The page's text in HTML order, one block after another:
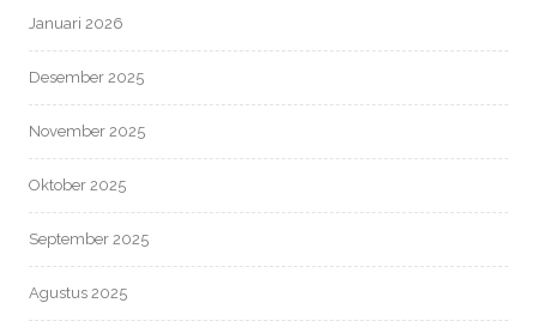
Januari 2026
Desember 2025
November 2025
Oktober 2025
September 2025
Agustus 2025